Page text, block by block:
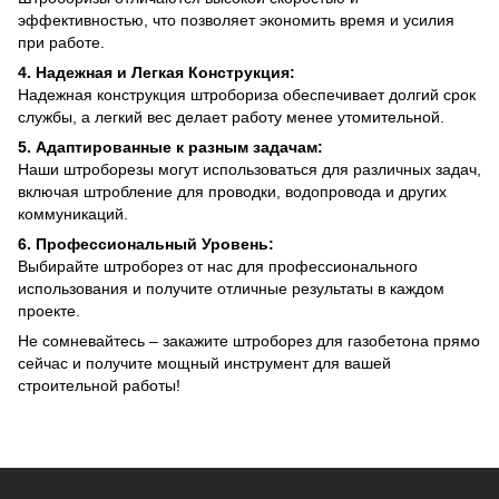
эффективностью, что позволяет экономить время и усилия
при работе.
4. Надежная и Легкая Конструкция:
Надежная конструкция штробориза обеспечивает долгий срок
службы, а легкий вес делает работу менее утомительной.
5. Адаптированные к разным задачам:
Наши штроборезы могут использоваться для различных задач,
включая штробление для проводки, водопровода и других
коммуникаций.
6. Профессиональный Уровень:
Выбирайте штроборез от нас для профессионального
использования и получите отличные результаты в каждом
проекте.
Не сомневайтесь – закажите штроборез для газобетона прямо
сейчас и получите мощный инструмент для вашей
строительной работы!